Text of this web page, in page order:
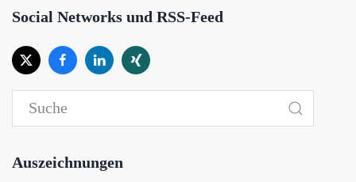
Social Networks und RSS-Feed
Auszeichnungen